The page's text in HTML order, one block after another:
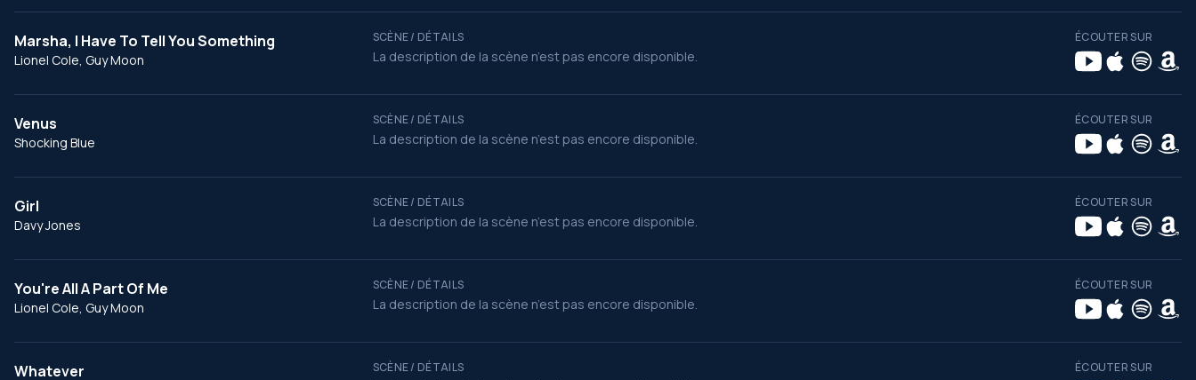
Marsha, I Have To Tell You Something
Lionel Cole, Guy Moon
SCÈNE / DÉTAILS
La description de la scène n’est pas encore disponible.
ÉCOUTER SUR
Venus
Shocking Blue
SCÈNE / DÉTAILS
La description de la scène n’est pas encore disponible.
ÉCOUTER SUR
Girl
Davy Jones
SCÈNE / DÉTAILS
La description de la scène n’est pas encore disponible.
ÉCOUTER SUR
You're All A Part Of Me
Lionel Cole, Guy Moon
SCÈNE / DÉTAILS
La description de la scène n’est pas encore disponible.
ÉCOUTER SUR
Whatever SCÈNE / DÉTAILS ÉCOUTER SUR